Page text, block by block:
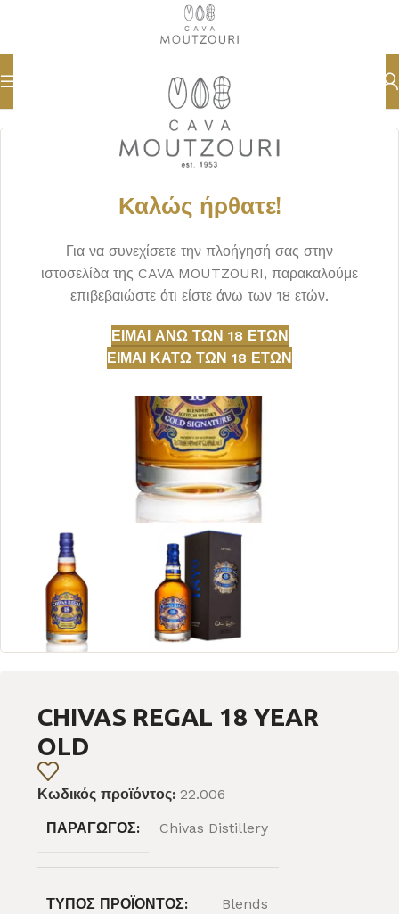
Καλώς ήρθατε!
Για να συνεχίσετε την πλοήγησή σας στην
ιστοσελίδα της CAVA MOUTZOURI, παρακαλούμε
επιβεβαιώστε ότι είστε άνω των 18 ετών.
ΕΊΜΑΙ ΆΝΩ ΤΩΝ 18 ΕΤΏΝ
ΕΊΜΑΙ ΚΆΤΩ ΤΩΝ 18 ΕΤΏΝ
Αρχική σελίδα BLENDS
CHIVAS REGAL 18 YEAR
OLD
Κωδικός προϊόντος: 22.006
ΠΑΡΑΓΩΓΌΣ:
Chivas Distillery
ΤΎΠΟΣ ΠΡΟΪΌΝΤΟΣ: Blends